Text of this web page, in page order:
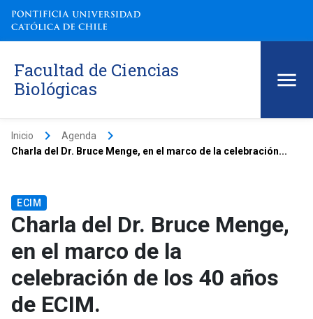
Facultad de Ciencias
Biológicas
Inicio keyboard_arrow_right Agenda keyboard_arrow_right
Charla del Dr. Bruce Menge, en el marco de la celebración...
ECIM
Charla del Dr. Bruce Menge,
en el marco de la
celebración de los 40 años
de ECIM.